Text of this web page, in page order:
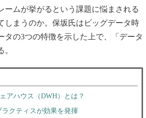
ームが挙がるという課題に悩まされる
しまうのか。保坂氏はビッグデータ時
の3つの特徴を示した上で、「データ
アハウス（DWH）とは？
クティスが効果を発揮